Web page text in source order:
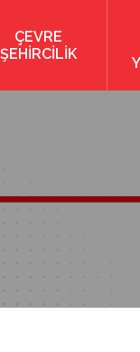
ÇEVRE
ŞEHİRCİLİK